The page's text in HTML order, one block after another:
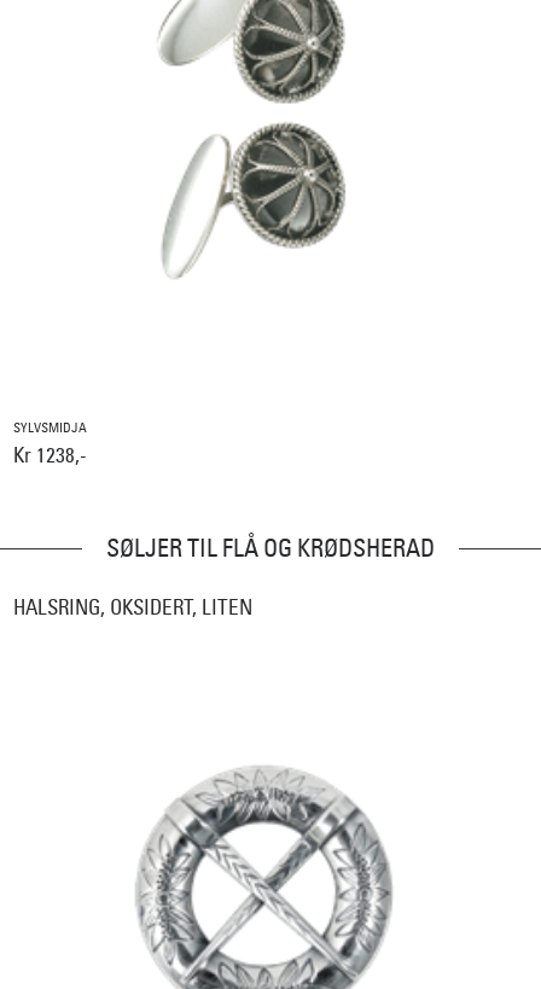
SYLVSMIDJA
Kr 1238,-
SØLJER TIL FLÅ OG KRØDSHERAD
HALSRING, OKSIDERT, LITEN